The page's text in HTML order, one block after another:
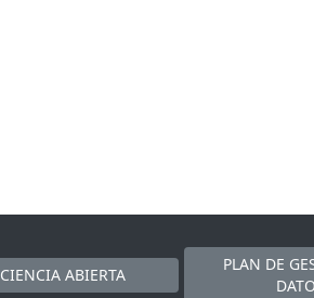
CIENCIA ABIERTA
PLAN DE